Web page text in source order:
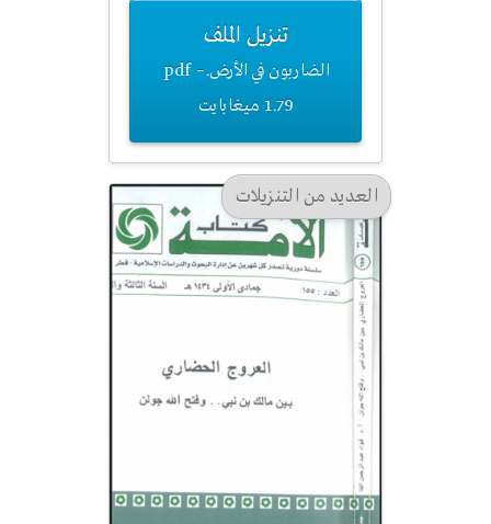
تنزيل الملف
الضاربون في الأرض.pdf –
1.79 ميغابايت
العديد من التنزيلات